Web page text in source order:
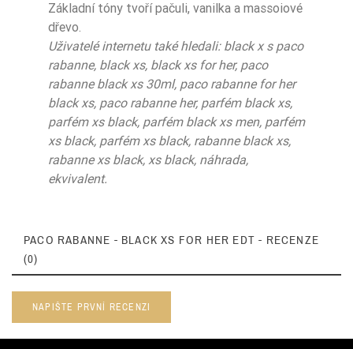
Základní tóny tvoří pačuli, vanilka a massoiové
dřevo.
Uživatelé internetu také hledali: black x s paco
rabanne, black xs, black xs for her, paco
rabanne black xs 30ml, paco rabanne for her
black xs, paco rabanne her, parfém black xs,
parfém xs black, parfém black xs men, parfém
xs black, parfém xs black, rabanne black xs,
rabanne xs black, xs black, náhrada,
ekvivalent.
PACO RABANNE - BLACK XS FOR HER EDT - RECENZE
(0)
NAPIŠTE PRVNÍ RECENZI